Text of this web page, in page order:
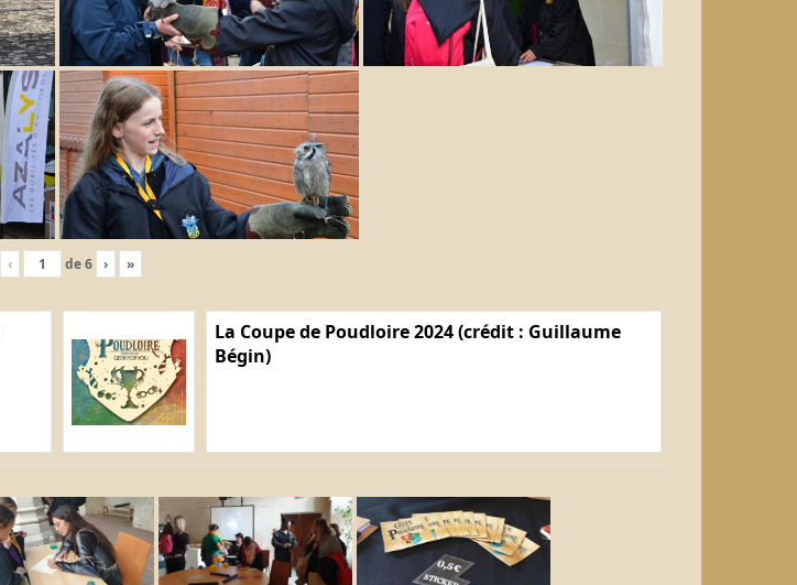
‹ de6 › »
La Coupe de Poudloire 2024 (crédit : Guillaume
Bégin)